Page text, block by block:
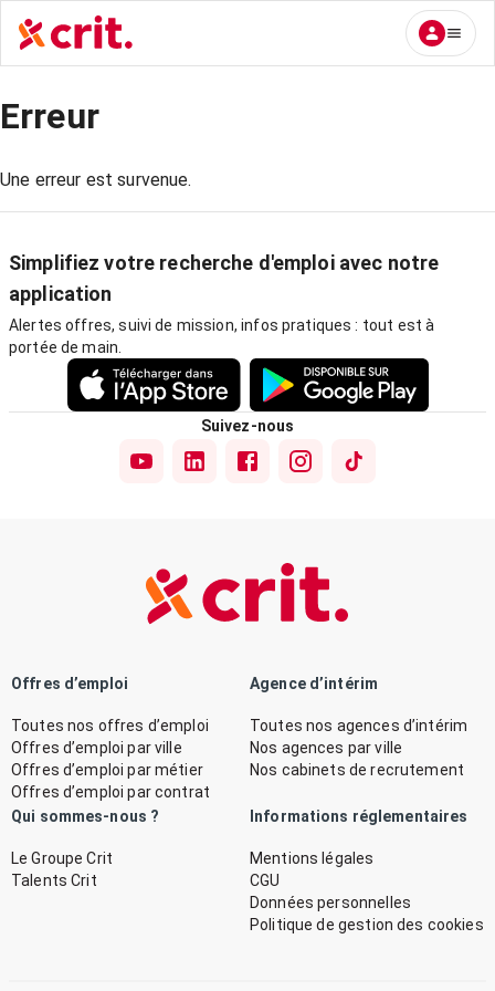
Erreur
Une erreur est survenue.
Simplifiez votre recherche d'emploi avec notre
application
Alertes offres, suivi de mission, infos pratiques : tout est à
portée de main.
Suivez-nous
Offres d’emploi
Toutes nos offres d’emploi
Offres d’emploi par ville
Offres d’emploi par métier
Offres d’emploi par contrat
Agence d’intérim
Toutes nos agences d’intérim
Nos agences par ville
Nos cabinets de recrutement
Qui sommes-nous ?
Le Groupe Crit
Talents Crit
Informations réglementaires
Mentions légales
CGU
Données personnelles
Politique de gestion des cookies